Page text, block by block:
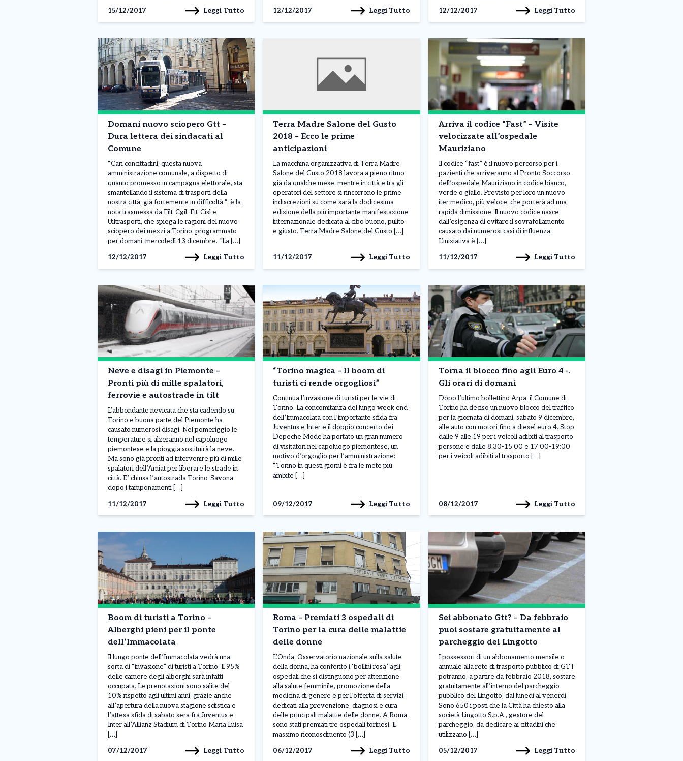
15/12/2017
Leggi Tutto 12/12/2017 Leggi Tutto
12/12/2017
Leggi Tutto
Domani nuovo sciopero Gtt –
Dura lettera dei sindacati al
Comune
“Cari concittadini, questa nuova
amministrazione comunale, a dispetto di
quanto promesso in campagna elettorale, sta
smantellando il sistema di trasporti della
nostra città, già fortemente in difficoltà “, è la
nota trasmessa da Filt-Cgil, Fit-Cisl e
Uiltrasporti, che spiega le ragioni del nuovo
sciopero dei mezzi a Torino, programmato
per domani, mercoledì 13 dicembre. “La […]
12/12/2017
Leggi Tutto
Terra Madre Salone del Gusto
2018 – Ecco le prime
anticipazioni
La macchina organizzativa di Terra Madre
Salone del Gusto 2018 lavora a pieno ritmo
già da qualche mese, mentre in città e tra gli
operatori del settore si rincorrono le prime
indiscrezioni su come sarà la dodicesima
edizione della più importante manifestazione
internazionale dedicata al cibo buono, pulito
e giusto. Terra Madre Salone del Gusto […]
11/12/2017 Leggi Tutto
Arriva il codice “Fast” – Visite
velocizzate all’ospedale
Mauriziano
Il codice “fast” è il nuovo percorso per i
pazienti che arriveranno al Pronto Soccorso
dell’ospedale Mauriziano in codice bianco,
verde o giallo. Previsto per loro un nuovo
iter medico, più veloce, che porterà ad una
rapida dimissione. Il nuovo codice nasce
dall’esigenza di evitare il sovrafollamento
causato dai numerosi casi di influenza.
L’iniziativa è […]
11/12/2017
Leggi Tutto
Neve e disagi in Piemonte –
Pronti più di mille spalatori,
ferrovie e autostrade in tilt
L’abbondante nevicata che sta cadendo su
Torino e buona parte del Piemonte ha
causato numerosi disagi. Nel pomeriggio le
temperature si alzeranno nel capoluogo
piemontese e la pioggia sostituirà la neve.
Ma sono già pronti ad intervenire più di mille
spalatori dell’Amiat per liberare le strade in
città. E’ chiusa l’autostrada Torino-Savona
dopo i tamponamenti […]
11/12/2017
Leggi Tutto
“Torino magica – Il boom di
turisti ci rende orgogliosi”
Continua l’invasione di turisti per le vie di
Torino. La concomitanza del lungo week end
dell’Immacolata con l’importante sfida fra
Juventus e Inter e il doppio concerto dei
Depeche Mode ha portato un gran numero
di visitatori nel capoluogo piemontese, un
motivo d’orgoglio per l’amministrazione:
“Torino in questi giorni è fra le mete più
ambite […]
09/12/2017 Leggi Tutto
Torna il blocco fino agli Euro 4 -.
Gli orari di domani
Dopo l’ultimo bollettino Arpa, il Comune di
Torino ha deciso un nuovo blocco del traffico
per la giornata di domani, sabato 9 dicembre,
alle auto con motori fino a diesel euro 4. Stop
dalle 9 alle 19 per i veicoli adibiti al trasporto
persone e dalle 8:30-15:00 e 17:00-19:00
per i veicoli adibiti al trasporto […]
08/12/2017 Leggi Tutto
Boom di turisti a Torino –
Alberghi pieni per il ponte
dell’Immacolata
Il lungo ponte dell’Immacolata vedrà una
sorta di “invasione” di turisti a Torino. Il 95%
delle camere degli alberghi sarà infatti
occupata. Le prenotazioni sono salite del
10% rispetto agli ultimi anni, grazie anche
all’apertura della nuova stagione sciistica e
l’attesa sfida di sabato sera fra Juventus e
Inter all’Allianz Stadium di Torino Maria Luisa
[…]
07/12/2017
Leggi Tutto
Roma – Premiati 3 ospedali di
Torino per la cura delle malattie
delle donne
L’Onda, Osservatorio nazionale sulla salute
della donna, ha conferito i ‘bollini rosa’ agli
ospedali che si distinguono per attenzione
alla salute femminile, promozione della
medicina di genere e per l’offerta di servizi
dedicati alla prevenzione, diagnosi e cura
delle principali malattie delle donne. A Roma
sono stati premiati tre ospedali torinesi. Il
massimo riconoscimento (3 […]
06/12/2017
Leggi Tutto
Sei abbonato Gtt? – Da febbraio
puoi sostare gratuitamente al
parcheggio del Lingotto
I possessori di un abbonamento mensile o
annuale alla rete di trasporto pubblico di GTT
potranno, a partire da febbraio 2018, sostare
gratuitamente all’interno del parcheggio
pubblico del Lingotto, dal lunedì al venerdì.
Sono 650 i posti che la Città ha chiesto alla
società Lingotto S.p.A., gestore del
parcheggio, da dedicare ai cittadini che
utilizzano […]
05/12/2017
Leggi Tutto